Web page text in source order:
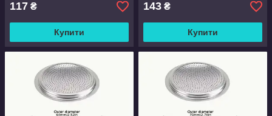
117 ₴
Купити
143 ₴
Купити